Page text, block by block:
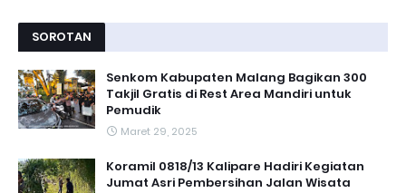
SOROTAN
Senkom Kabupaten Malang Bagikan 300
Takjil Gratis di Rest Area Mandiri untuk
Pemudik
Maret 29, 2025
Koramil 0818/13 Kalipare Hadiri Kegiatan
Jumat Asri Pembersihan Jalan Wisata